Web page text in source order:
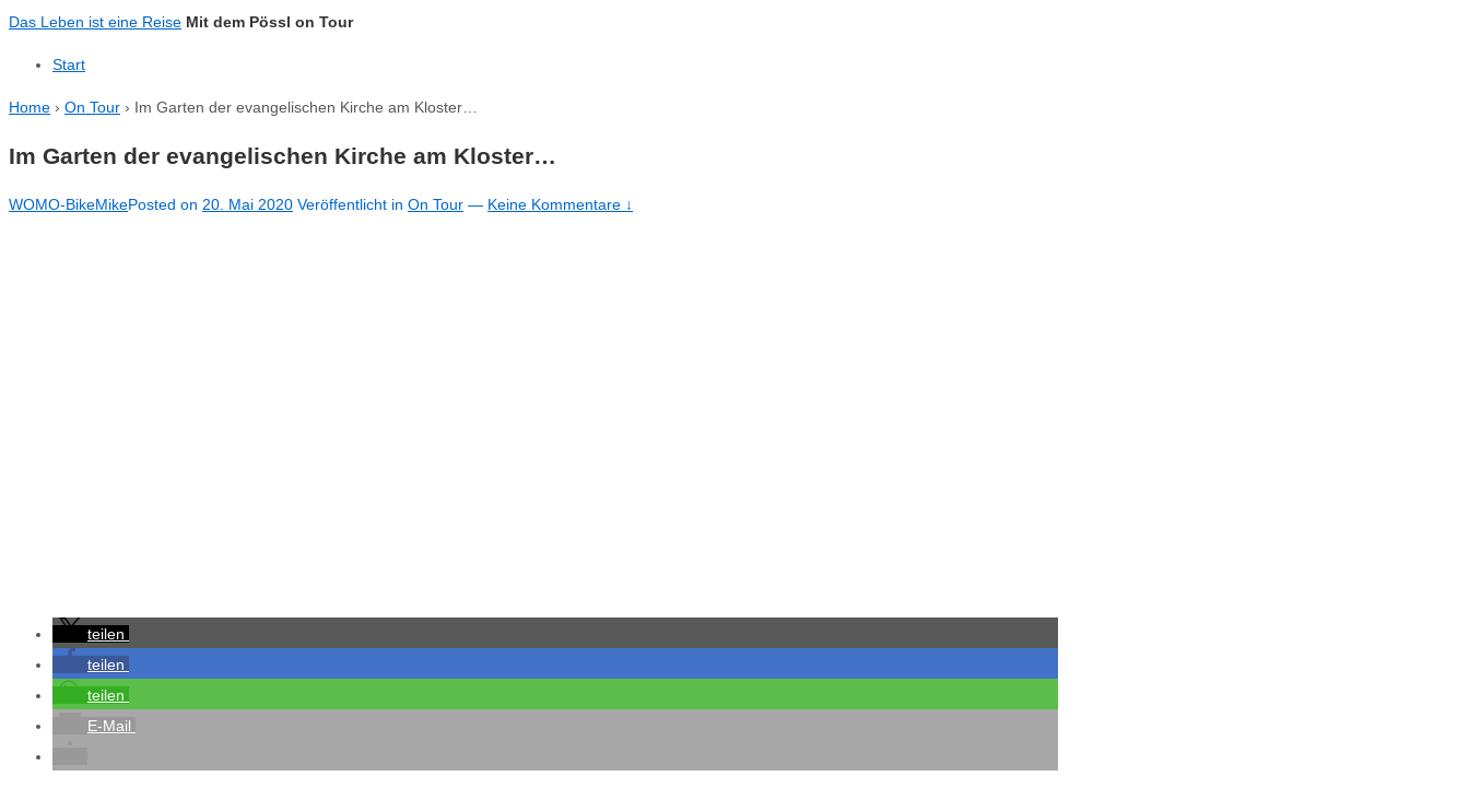
↓
zentralen
Inhalt
Das Leben ist eine Reise Mit dem Pössl on Tour
Start
Home › On Tour › Im Garten der evangelischen Kirche am Kloster…
Im Garten der evangelischen Kirche am Kloster…
WOMO-BikeMikePosted on 20. Mai 2020 Veröffentlicht in On Tour — Keine Kommentare ↓
teilen
teilen
teilen
E-Mail